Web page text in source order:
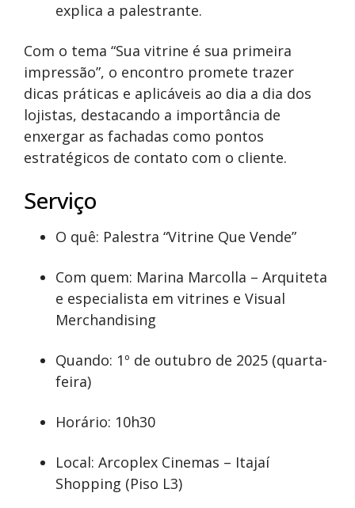
explica a palestrante.
Com o tema “Sua vitrine é sua primeira
impressão”, o encontro promete trazer
dicas práticas e aplicáveis ao dia a dia dos
lojistas, destacando a importância de
enxergar as fachadas como pontos
estratégicos de contato com o cliente.
Serviço
O quê: Palestra “Vitrine Que Vende”
Com quem: Marina Marcolla – Arquiteta
e especialista em vitrines e Visual
Merchandising
Quando: 1º de outubro de 2025 (quarta-
feira)
Horário: 10h30
Local: Arcoplex Cinemas – Itajaí
Shopping (Piso L3)